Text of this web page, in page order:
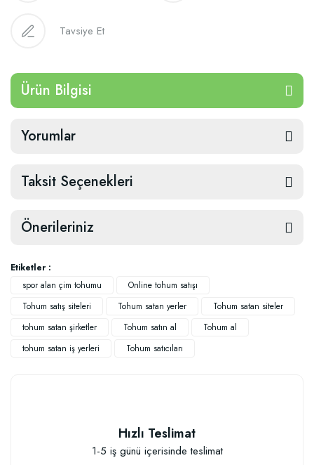
Tavsiye Et
Ürün Bilgisi
Yorumlar
Taksit Seçenekleri
Önerileriniz
Etiketler :
spor alan çim tohumu
Online tohum satışı
Tohum satış siteleri
Tohum satan yerler
Tohum satan siteler
tohum satan şirketler
Tohum satın al
Tohum al
tohum satan iş yerleri
Tohum satıcıları
Hızlı Teslimat
1-5 iş günü içerisinde teslimat